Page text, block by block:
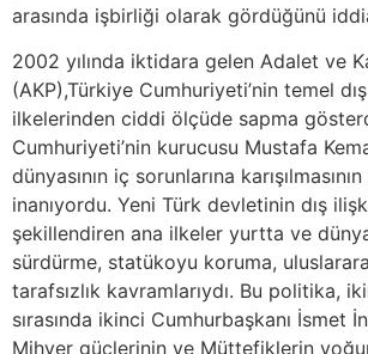
arasında işbirliği olarak gördüğünü
2002 yılında iktidara gelen Adalet ve
(AKP),Türkiye Cumhuriyeti’nin temel
ilkelerinden ciddi ölçüde sapma
Cumhuriyeti’nin kurucusu Mustafa
dünyasının iç sorunlarına
inanıyordu. Yeni Türk devletinin dış
şekillendiren ana ilkeler yurtta ve
sürdürme, statükoyu koruma,
tarafsızlık kavramlarıydı. Bu politika,
sırasında ikinci Cumhurbaşkanı İsmet
Mihver güçlerinin ve Müttefiklerin